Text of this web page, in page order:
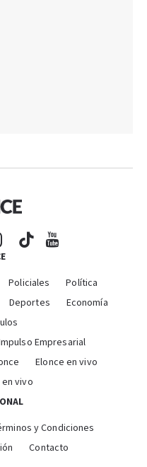
Policiales
Política
Deportes
Economía
Empresarial
Elonce en vivo
en vivo
y Condiciones
Contacto